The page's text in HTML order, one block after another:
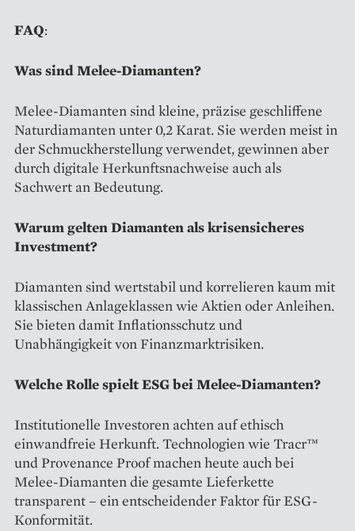
FAQ:
Was sind Melee-Diamanten?
Melee-Diamanten sind kleine, präzise geschliffene
Naturdiamanten unter 0,2 Karat. Sie werden meist in
der Schmuckherstellung verwendet, gewinnen aber
durch digitale Herkunftsnachweise auch als
Sachwert an Bedeutung.
Warum gelten Diamanten als krisensicheres
Investment?
Diamanten sind wertstabil und korrelieren kaum mit
klassischen Anlageklassen wie Aktien oder Anleihen.
Sie bieten damit Inflationsschutz und
Unabhängigkeit von Finanzmarktrisiken.
Welche Rolle spielt ESG bei Melee-Diamanten?
Institutionelle Investoren achten auf ethisch
einwandfreie Herkunft. Technologien wie Tracr™
und Provenance Proof machen heute auch bei
Melee-Diamanten die gesamte Lieferkette
transparent – ein entscheidender Faktor für ESG-
Konformität.